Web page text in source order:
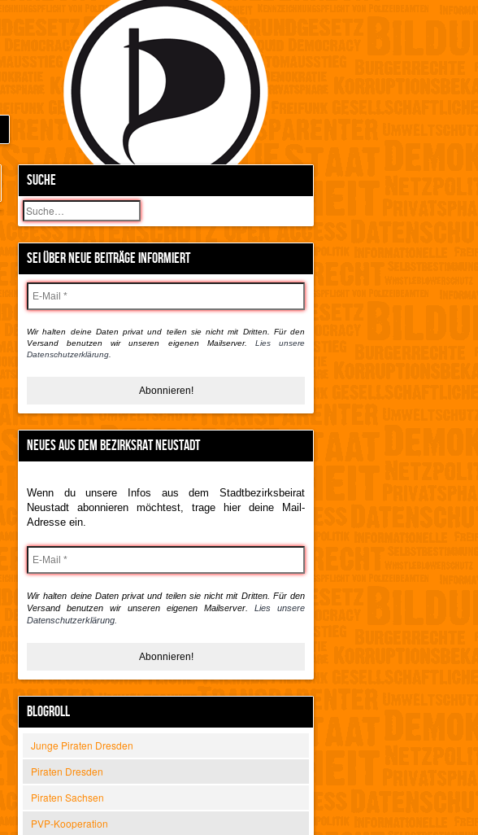
SUCHE
Suchen
SEI ÜBER NEUE BEITRÄGE INFORMIERT
Wir halten deine Daten privat und teilen sie nicht mit Dritten. Für den
Versand benutzen wir unseren eigenen Mailserver. Lies unsere
Datenschutzerklärung.
NEUES AUS DEM BEZIRKSRAT NEUSTADT
Wenn du unsere Infos aus dem Stadtbezirksbeirat
Neustadt abonnieren möchtest, trage hier deine Mail-
Adresse ein.
Wir halten deine Daten privat und teilen sie nicht mit Dritten. Für den
Versand benutzen wir unseren eigenen Mailserver. Lies unsere
Datenschutzerklärung.
BLOGROLL
Junge Piraten Dresden
Piraten Dresden
Piraten Sachsen
PVP-Kooperation